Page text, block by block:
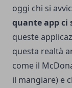
oggi chi si
quante app ci
queste
questa realtà
come il
il mangiare) e